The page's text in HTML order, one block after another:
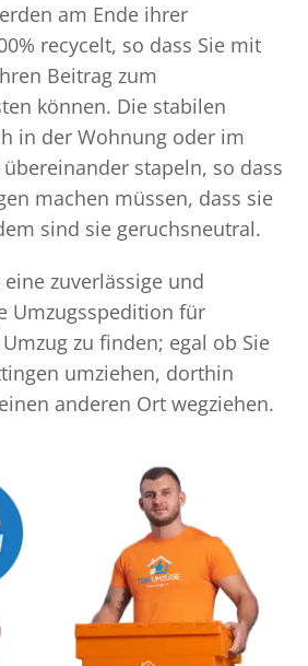
am Ende ihrer
recycelt, so dass Sie mit
Beitrag zum
können. Die stabilen
in der Wohnung oder im
stapeln, so dass
machen müssen, dass sie
sind sie geruchsneutral.
zuverlässige und
Umzugsspedition für
zu finden; egal ob Sie
umziehen, dorthin
anderen Ort wegziehen.